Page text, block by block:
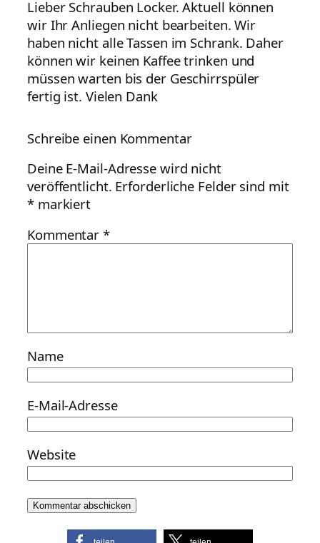
Lieber Schrauben Locker. Aktuell können
wir Ihr Anliegen nicht bearbeiten. Wir
haben nicht alle Tassen im Schrank. Daher
können wir keinen Kaffee trinken und
müssen warten bis der Geschirrspüler
fertig ist. Vielen Dank
Schreibe einen Kommentar
Deine E-Mail-Adresse wird nicht
veröffentlicht. Erforderliche Felder sind mit
*markiert
Kommentar*
Name
E-Mail-Adresse
Website